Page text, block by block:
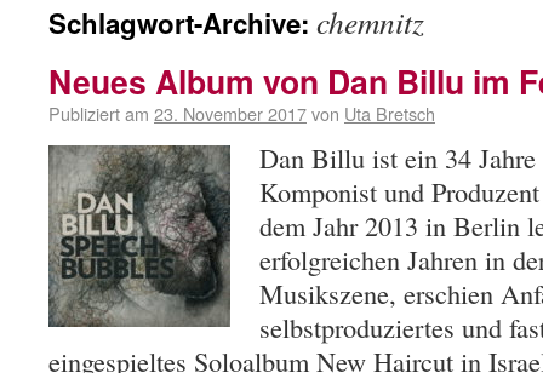
Schlagwort-Archive: chemnitz
Neues Album von Dan Billu im
Publiziert am 23. November 2017von Uta Bretsch
Dan Billu ist ein 34
Komponist und
dem Jahr 2013 in Berlin
erfolgreichen Jahren in
Musikszene, erschien
selbstproduziertes und
eingespieltes Soloalbum New Haircut in